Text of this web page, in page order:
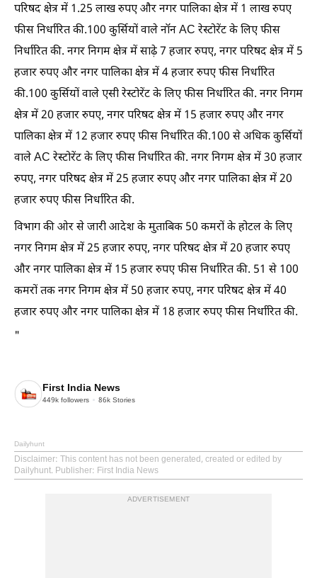
परिषद क्षेत्र में 1.25 लाख रुपए और नगर पालिका क्षेत्र में 1 लाख रुपए
फीस निर्धारित की.100 कुर्सियों वाले नॉन AC रेस्टोरेंट के लिए फीस
निर्धारित की. नगर निगम क्षेत्र में साढ़े 7 हजार रुपए, नगर परिषद क्षेत्र में 5
हजार रुपए और नगर पालिका क्षेत्र में 4 हजार रुपए फीस निर्धारित
की.100 कुर्सियों वाले एसी रेस्टोरेंट के लिए फीस निर्धारित की. नगर निगम
क्षेत्र में 20 हजार रुपए, नगर परिषद क्षेत्र में 15 हजार रुपए और नगर
पालिका क्षेत्र में 12 हजार रुपए फीस निर्धारित की.100 से अधिक कुर्सियों
वाले AC रेस्टोरेंट के लिए फीस निर्धारित की. नगर निगम क्षेत्र में 30 हजार
रुपए, नगर परिषद क्षेत्र में 25 हजार रुपए और नगर पालिका क्षेत्र में 20
हजार रुपए फीस निर्धारित की.
विभाग की ओर से जारी आदेश के मुताबिक 50 कमरों के होटल के लिए
नगर निगम क्षेत्र में 25 हजार रुपए, नगर परिषद क्षेत्र में 20 हजार रुपए
और नगर पालिका क्षेत्र में 15 हजार रुपए फीस निर्धारित की. 51 से 100
कमरों तक नगर निगम क्षेत्र में 50 हजार रुपए, नगर परिषद क्षेत्र में 40
हजार रुपए और नगर पालिका क्षेत्र में 18 हजार रुपए फीस निर्धारित की.
"
First India News
449k followers 86k Stories
Dailyhunt
Disclaimer: This content has not been generated, created or edited by
Dailyhunt. Publisher: First India News
ADVERTISEMENT